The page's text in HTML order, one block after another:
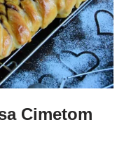
Cimetom